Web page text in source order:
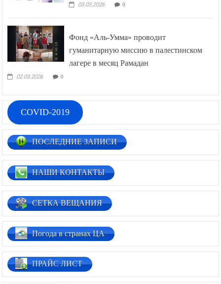
03.05.2026 0
Фонд «Аль-Умма» проводит
гуманитарную миссию в палестинском
лагере в месяц Рамадан
02.03.2026 0
COVID-2019
ПОСЛЕДНИЕ ЗАПИСИ
НАШИ КОНТАКТЫ
СЕТКА ВЕЩАНИЯ
Погода в странах ЦА
ПРАЙС ЛИСТ